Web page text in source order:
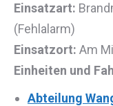
Einsatzart:
(Fehlalarm)
Einsatzort: Am
Einheiten und
Abteilung